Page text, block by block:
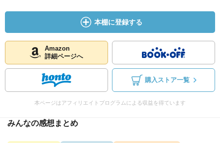
本棚に登録する
Amazon
詳細ページへ
購入ストア一覧
本ページはアフィリエイトプログラムによる収益を得ています
みんなの感想まとめ